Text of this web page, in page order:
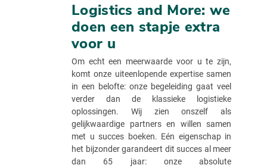
Logistics and More: we
doen een stapje extra
voor u
Om echt een meerwaarde voor u te zijn,
komt onze uiteenlopende expertise samen
in een belofte: onze begeleiding gaat veel
verder dan de klassieke logistieke
oplossingen. Wij zien onszelf als
gelijkwaardige partners en willen samen
met u succes boeken. Eén eigenschap in
het bijzonder garandeert dit succes al meer
dan 65 jaar: onze absolute